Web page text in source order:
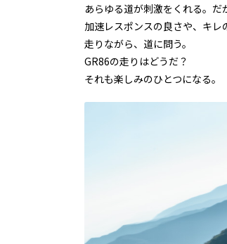
あらゆる道が刺激をくれる。だ
加速レスポンスの良さや、キレ
走りながら、道に問う。
GR86の走りはどうだ？
それも楽しみのひとつになる。